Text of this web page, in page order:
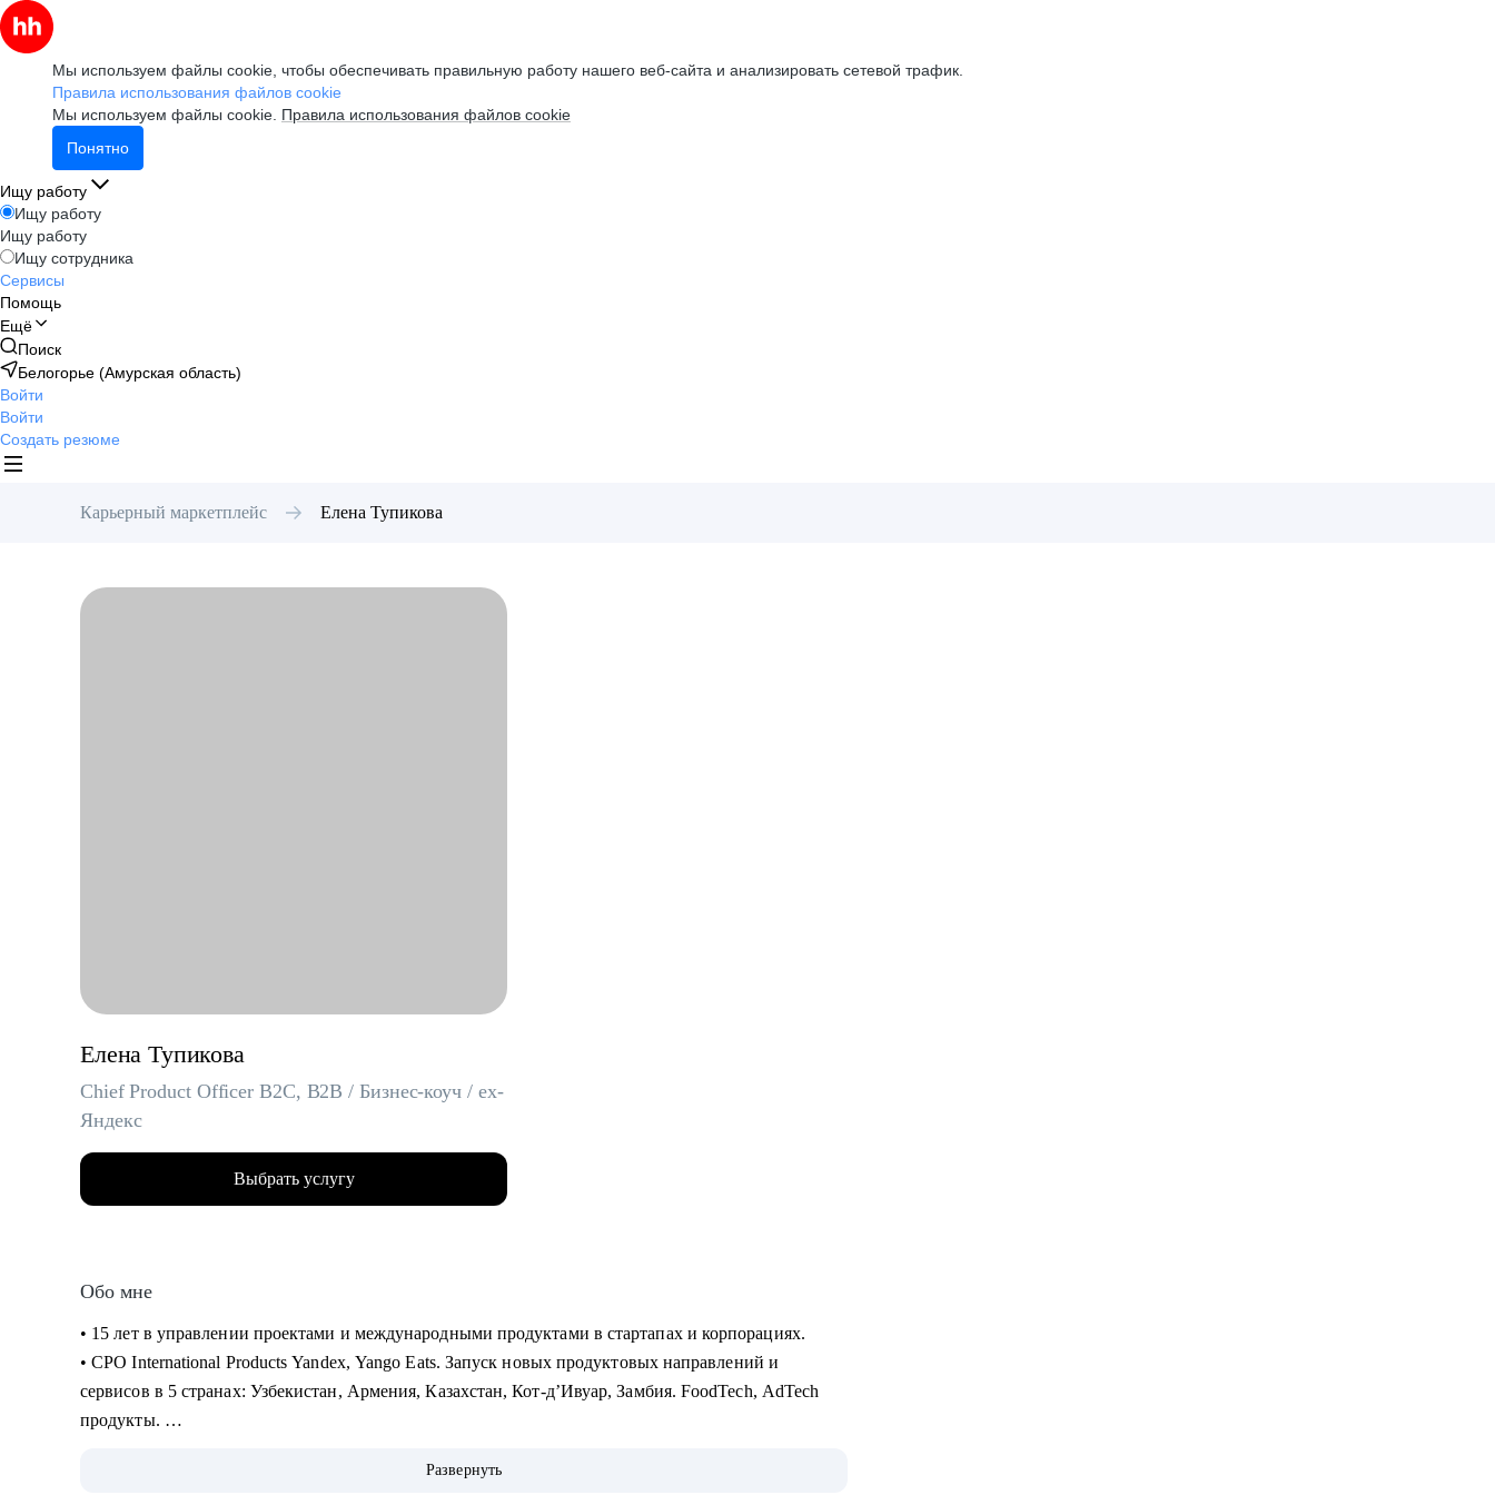
Мы используем файлы cookie, чтобы обеспечивать правильную работу нашего веб-сайта и анализировать сетевой трафик.
Правила использования файлов cookie
Мы используем файлы cookie. Правила использования файлов cookie
Понятно
Ищу работу
Ищу работу
Ищу работу
Ищу сотрудника
Сервисы
Помощь
Ещё
Поиск
Белогорье (Амурская область)
Войти
Войти
Создать резюме
Карьерный маркетплейс Елена Тупикова
Елена Тупикова
Chief Product Officer B2C, B2B / Бизнес-коуч / ex-
Яндекс
Выбрать услугу
Обо мне
• 15 лет в управлении проектами и международными продуктами в стартапах и корпорациях.
• CPO International Products Yandex, Yango Eats. Запуск новых продуктовых направлений и
сервисов в 5 странах: Узбекистан, Армения, Казахстан, Кот-д’Ивуар, Замбия. FoodTech, AdTech
продукты.
Менеджеров Яндекса (2022-2024), автор программ по продуктовому менеджменту, спикер Бизнес-
Развернуть